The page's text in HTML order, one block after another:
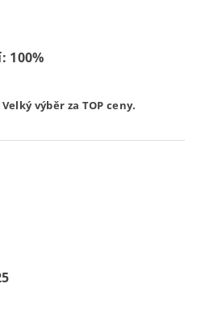
100%
výběr za TOP ceny.
T.
2025